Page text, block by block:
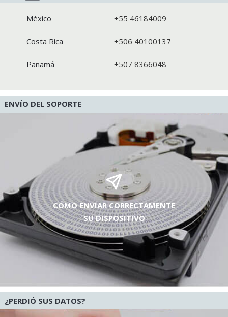
México +55 46184009
Costa Rica +506 40100137
Panamá +507 8366048
ENVÍO DEL SOPORTE
CÓMO ENVIAR CORRECTAMENTE
SU DISPOSITIVO
¿PERDIÓ SUS DATOS?